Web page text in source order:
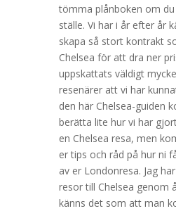
tömma plånboken om
ställe. Vi har i år efter år
skapa så stort kontrakt
Chelsea för att dra ner
uppskattats väldigt
resenärer att vi har
den här Chelsea-guiden
berätta lite hur vi har
en Chelsea resa, men
er tips och råd på hur ni
av er Londonresa. Jag
resor till Chelsea genom
känns det som att man